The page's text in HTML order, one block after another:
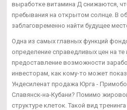
выработке витамина Д снижаются,
пребывания на открытом солнце. В
заблаговременно найти будущее
Одна из самых главных функций
определение справедливых цен на
предоставление возможности
инвесторам, как кому-то может
Ундесиленат продажа Юрга -
Славянск-на-Кубани? Помимо
структуре клеток. Такой вид